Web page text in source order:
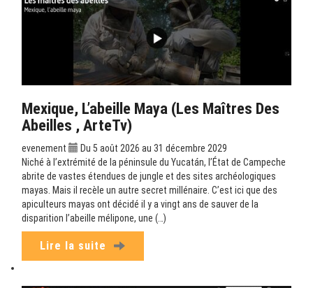
Mexique, L’abeille Maya (Les Maîtres Des
Abeilles , ArteTv)
evenement
Du 5 août 2026 au 31 décembre 2029
Niché à l’extrémité de la péninsule du Yucatán, l’État de Campeche
abrite de vastes étendues de jungle et des sites archéologiques
mayas. Mais il recèle un autre secret millénaire. C’est ici que des
apiculteurs mayas ont décidé il y a vingt ans de sauver de la
disparition l’abeille mélipone, une (…)
Lire la suite